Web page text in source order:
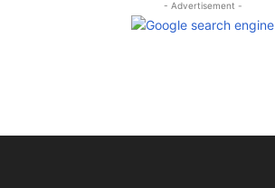
- Advertisement -